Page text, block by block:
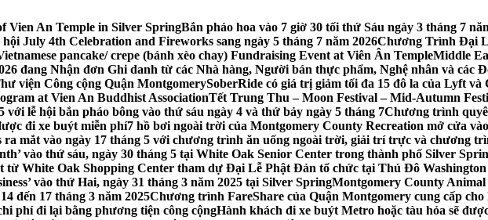
Vien An Temple in Silver SpringBắn pháo hoa vào 7 giờ 30 tối thứ Sáu ngày 3 tháng 7
July 4th Celebration and Fireworks sang ngày 5 tháng 7 năm 2026Chương Trình Đại
pancake/ crepe (bánh xèo chay) Fundraising Event at Viên Ân TempleMiddle
đang Nhận đơn Ghi danh từ các Nhà hàng, Người bán thực phẩm, Nghệ nhân và các
viện Công cộng Quận MontgomerySoberRide có giá trị giảm tối đa 15 đô la của Lyft
at Vien An Buddhist AssociationTết Trung Thu – Moon Festival – Mid-Autumn
với lễ hội bắn pháo bông vào thứ sáu ngày 4 và thứ bảy ngày 5 tháng 7Chương trình
đi xe buýt miễn phí7 hồ bơi ngoài trời của Montgomery County Recreation mở cửa
ra mắt vào ngày 17 tháng 5 với chương trình ăn uống ngoài trời, giải trí trực và chương
vào thứ sáu, ngày 30 tháng 5 tại White Oak Senior Center trong thành phố Silver
từ White Oak Shopping Center tham dự Đại Lễ Phật Đản tổ chức tại Thủ Đô
vào thứ Hai, ngày 31 tháng 3 năm 2025 tại Silver SpringMontgomery County Animal
đến 17 tháng 3 năm 2025Chương trình FareShare của Quận Montgomery cung cấp
phí đi lại bằng phương tiện công cộngHành khách đi xe buýt Metro hoặc tàu hỏa sẽ